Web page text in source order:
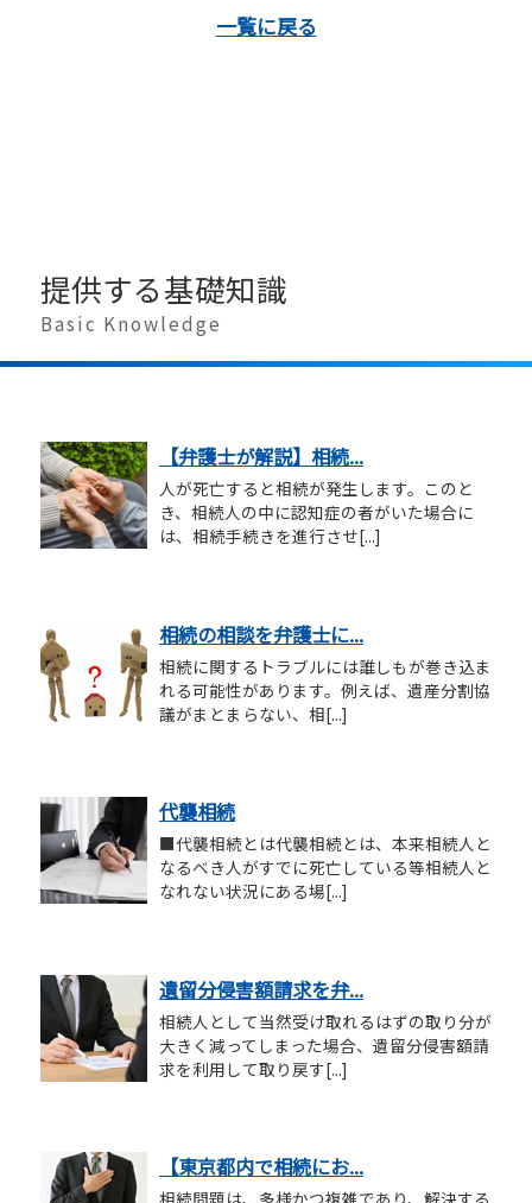
一覧に戻る
提供する基礎知識
Basic Knowledge
【弁護士が解説】相続...
人が死亡すると相続が発生します。このと
き、相続人の中に認知症の者がいた場合に
は、相続手続きを進行させ[...]
相続の相談を弁護士に...
相続に関するトラブルには誰しもが巻き込ま
れる可能性があります。例えば、遺産分割協
議がまとまらない、相[...]
代襲相続
■代襲相続とは代襲相続とは、本来相続人と
なるべき人がすでに死亡している等相続人と
なれない状況にある場[...]
遺留分侵害額請求を弁...
相続人として当然受け取れるはずの取り分が
大きく減ってしまった場合、遺留分侵害額請
求を利用して取り戻す[...]
【東京都内で相続にお...
相続問題は、多様かつ複雑であり、解決する